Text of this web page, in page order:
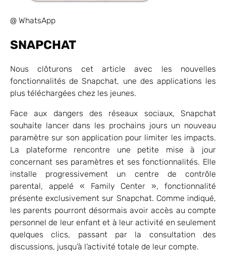
@ WhatsApp
SNAPCHAT
Nous clôturons cet article avec les nouvelles
fonctionnalités de Snapchat, une des applications les
plus téléchargées chez les jeunes.
Face aux dangers des réseaux sociaux, Snapchat
souhaite lancer dans les prochains jours un nouveau
paramètre sur son application pour limiter les impacts.
La plateforme rencontre une petite mise à jour
concernant ses paramètres et ses fonctionnalités. Elle
installe progressivement un centre de contrôle
parental, appelé « Family Center », fonctionnalité
présente exclusivement sur Snapchat. Comme indiqué,
les parents pourront désormais avoir accès au compte
personnel de leur enfant et à leur activité en seulement
quelques clics, passant par la consultation des
discussions, jusqu’à l’activité totale de leur compte.